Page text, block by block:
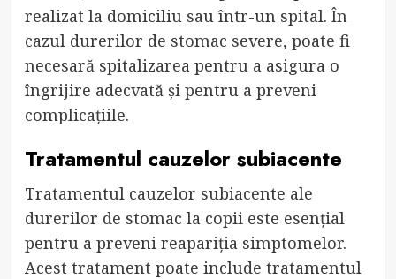
realizat la domiciliu sau într-un spital. În
cazul durerilor de stomac severe, poate fi
necesară spitalizarea pentru a asigura o
îngrijire adecvată și pentru a preveni
complicațiile.
Tratamentul cauzelor subiacente
Tratamentul cauzelor subiacente ale
durerilor de stomac la copii este esențial
pentru a preveni reapariția simptomelor.
Acest tratament poate include tratamentul